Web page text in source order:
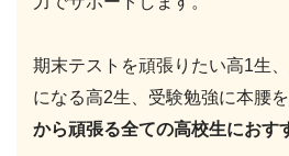
期末テストを頑張りたい高1生
になる高2生、受験勉強に本腰を
から頑張る全ての高校生におす